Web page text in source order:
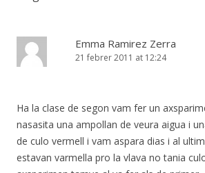
Emma Ramirez Zerra
21 febrer 2011 at 12:24
Ha la clase de segon vam fer un
nasasita una ampollan de veura aigua i
de culo vermell i vam aspara dias i al
estavan varmella pro la vlava no tania